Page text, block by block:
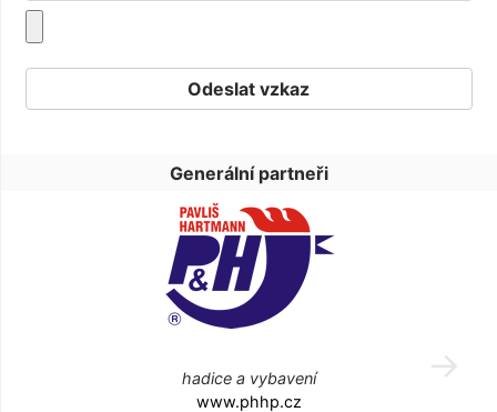
Generální partneři
hadice a vybavení
www.phhp.cz